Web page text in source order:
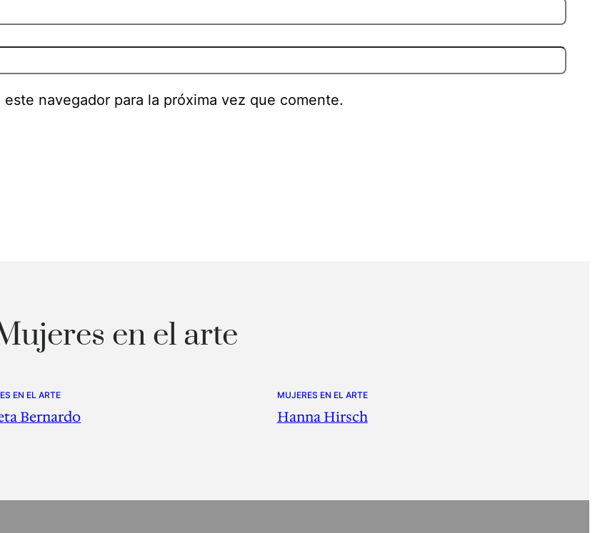
navegador para la próxima vez que comente.
en el arte
EN EL ARTE
Bernardo
MUJERES EN EL ARTE
Hanna Hirsch